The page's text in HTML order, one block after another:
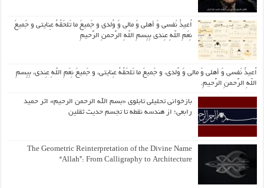
اُعیذُ نَفسی وَ أهلی وَ مالی وَ وُلدی و جَمیعَ ما تَلحَقُهُ عِنایتی و جَمیعَ
نِعَمِ اللّهِ عِندی بِبِسمِ اللّهِ الرَّحمنِ الرَّحیمِ
اُعیذُ نَفسی وَ أهلی وَ مالی وَ وُلدی، و جَمیعَ ما تَلحَقُهُ عِنایتی، و جَمیعَ نِعَمِ اللّهِ عِندی، بِبِسمِ
اللّهِ الرَّحمنِ الرَّحیمِ.
بازخوانی تحلیلی تابلوی «بسم الله الرحمن الرحیم» اثر حمید
رابعی؛ از هندسه نقطه تا تجسم حدیث ثقلین
The Geometric Reinterpretation of the Divine Name
“Allah”: From Calligraphy to Architecture